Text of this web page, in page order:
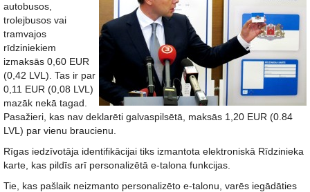
autobusos,
trolejbusos vai
tramvajos
rīdziniekiem
izmaksās 0,60 EUR
(0,42 LVL). Tas ir par
0,11 EUR (0,08 LVL)
mazāk nekā tagad.
Pasažieri, kas nav deklarēti galvaspilsētā, maksās 1,20 EUR (0.84
LVL) par vienu braucienu.
Rīgas iedzīvotāja identifikācijai tiks izmantota elektroniskā Rīdzinieka
karte, kas pildīs arī personalizētā e-talona funkcijas.
Tie, kas pašlaik neizmanto personalizēto e-talonu, varēs iegādāties